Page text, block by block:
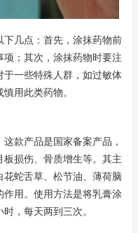
几点：首先，涂抹药物前
；其次，涂抹药物时要注
一些特殊人群，如过敏体
用此类药物。
款产品是国家备案产品，
损伤、骨质增生等。其主
蛇舌草、松节油、薄荷脑
用。使用方法是将乳膏涂
，每天两到三次。